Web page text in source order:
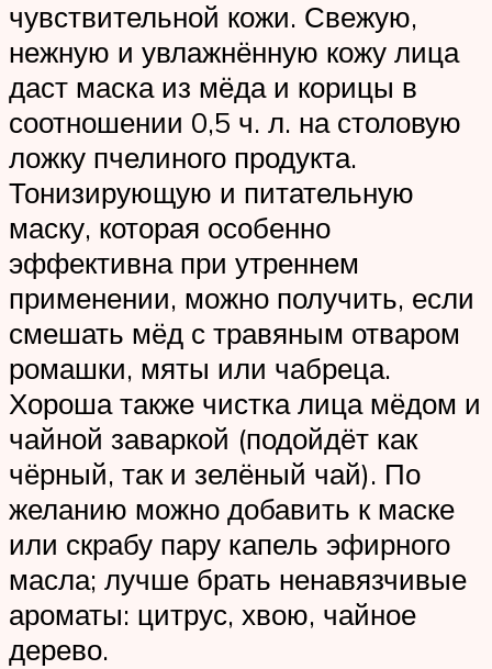
чувствительной кожи. Свежую,
нежную и увлажнённую кожу лица
даст маска из мёда и корицы в
соотношении 0,5 ч. л. на столовую
ложку пчелиного продукта.
Тонизирующую и питательную
маску, которая особенно
эффективна при утреннем
применении, можно получить, если
смешать мёд с травяным отваром
ромашки, мяты или чабреца.
Хороша также чистка лица мёдом и
чайной заваркой (подойдёт как
чёрный, так и зелёный чай). По
желанию можно добавить к маске
или скрабу пару капель эфирного
масла; лучше брать ненавязчивые
ароматы: цитрус, хвою, чайное
дерево.